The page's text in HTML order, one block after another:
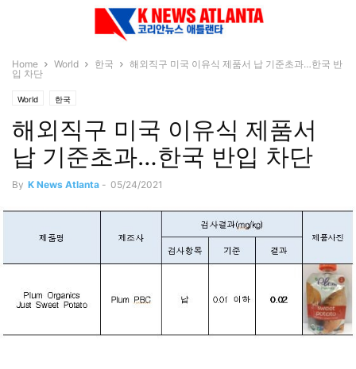
Home World 한국
해외직구 미국 이유식 제품서 납 기준초과…한국 반
입 차단
World 한국
해외직구 미국 이유식 제품서
납 기준초과…한국 반입 차단
By K News Atlanta - 05/24/2021